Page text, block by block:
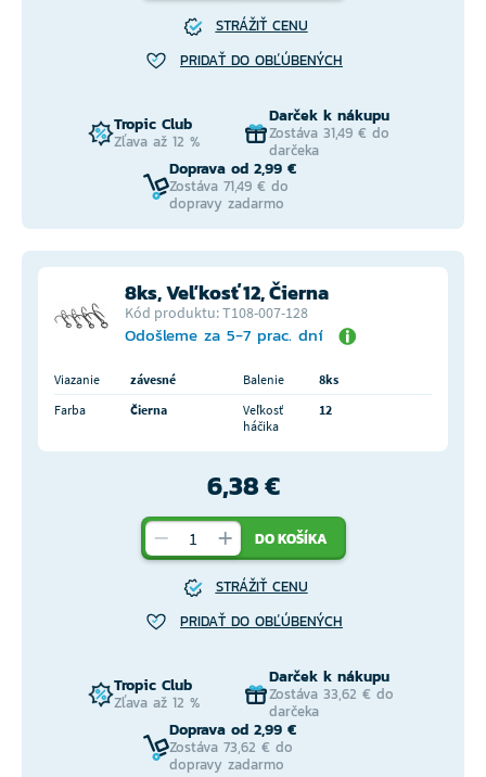
STRÁŽIŤ CENU
PRIDAŤ DO OBĽÚBENÝCH
Tropic Club
Zľava až 12 %
Darček k nákupu
Zostáva 31,49 € do
darčeka
Doprava od 2,99 €
Zostáva 71,49 € do
dopravy zadarmo
8ks, Veľkosť 12, Čierna
Kód produktu: T108-007-128
Odošleme za 5-7 prac. dní
Viazanie závesné Balenie
8ks
Farba
Čierna
Veľkosť
háčika
12
6,38 €
DO KOŠÍKA
STRÁŽIŤ CENU
PRIDAŤ DO OBĽÚBENÝCH
Tropic Club
Zľava až 12 %
Darček k nákupu
Zostáva 33,62 € do
darčeka
Doprava od 2,99 €
Zostáva 73,62 € do
dopravy zadarmo